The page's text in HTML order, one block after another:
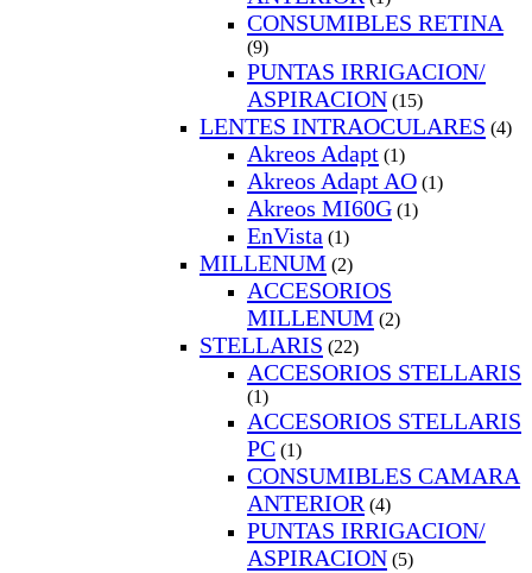
CONSUMIBLES RETINA
(9)
PUNTAS IRRIGACION/
ASPIRACION (15)
LENTES INTRAOCULARES (4)
Akreos Adapt (1)
Akreos Adapt AO (1)
Akreos MI60G (1)
EnVista (1)
MILLENUM (2)
ACCESORIOS
MILLENUM (2)
STELLARIS (22)
ACCESORIOS STELLARIS
(1)
ACCESORIOS STELLARIS
PC (1)
CONSUMIBLES CAMARA
ANTERIOR (4)
PUNTAS IRRIGACION/
ASPIRACION (5)